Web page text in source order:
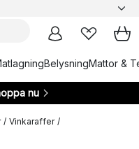
BelysningMattor &
nu
/ Vinkaraffer /